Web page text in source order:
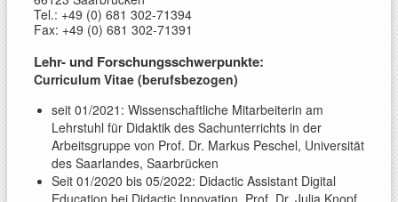
Tel.: +49 (0) 681 302-71394
Fax: +49 (0) 681 302-71391
Lehr- und Forschungsschwerpunkte:
Curriculum Vitae (berufsbezogen)
seit 01/2021: Wissenschaftliche Mitarbeiterin am
Lehrstuhl für Didaktik des Sachunterrichts in der
Arbeitsgruppe von Prof. Dr. Markus Peschel, Universität
des Saarlandes, Saarbrücken
Seit 01/2020 bis 05/2022: Didactic Assistant Digital
Education bei Didactic Innovation, Prof. Dr. Julia Knopf,